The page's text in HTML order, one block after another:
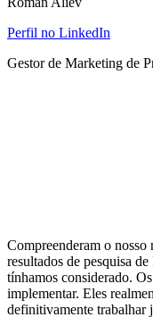
Perfil no LinkedIn
Gestor de Marketing de
Compreenderam o nosso
resultados de pesquisa
tínhamos considerado.
implementar. Eles
definitivamente trabalhar